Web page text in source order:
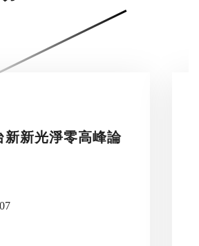
新新光淨零高峰論